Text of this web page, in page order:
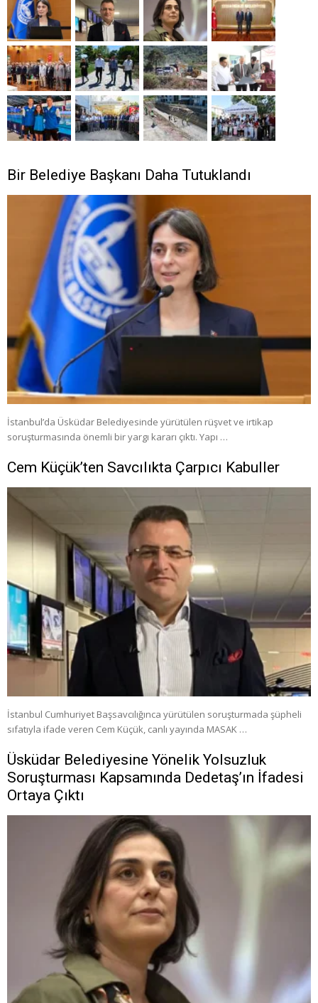
Bir Belediye Başkanı Daha Tutuklandı
İstanbul’da Üsküdar Belediyesinde yürütülen rüşvet ve irtikap
soruşturmasında önemli bir yargı kararı çıktı. Yapı …
Cem Küçük’ten Savcılıkta Çarpıcı Kabuller
İstanbul Cumhuriyet Başsavcılığınca yürütülen soruşturmada şüpheli
sıfatıyla ifade veren Cem Küçük, canlı yayında MASAK …
Üsküdar Belediyesine Yönelik Yolsuzluk
Soruşturması Kapsamında Dedetaş’ın İfadesi
Ortaya Çıktı